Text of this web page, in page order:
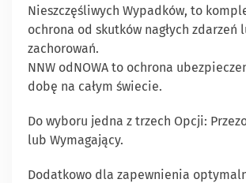
Nieszczęśliwych Wypadków, to
ochrona od skutków nagłych zdarzeń
zachorowań.
NNW odNOWA to ochrona
dobę na całym świecie.
Do wyboru jedna z trzech Opcji:
lub Wymagający.
Dodatkowo dla zapewnienia